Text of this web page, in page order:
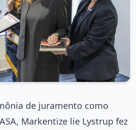
de juramento como
Markentize lie Lystrup fez